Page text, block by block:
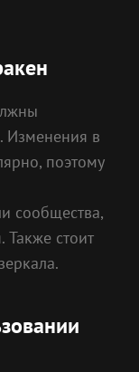
Изменения в
поэтому
сообщества,
Также стоит